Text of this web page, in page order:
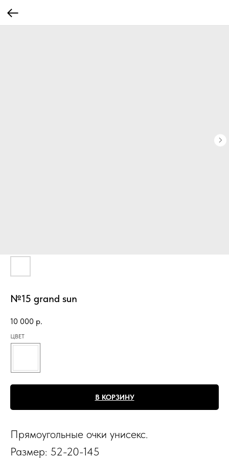
№15 grand sun
10 000 р.
ЦВЕТ
В КОРЗИНУ
Прямоугольные очки унисекс.
Размер: 52-20-145